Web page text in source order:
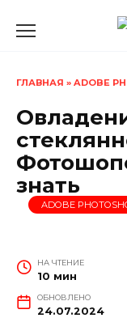
ГЛАВНАЯ » ADOBE
знать
ADOBE
НА ЧТЕНИЕ
10 мин
ОБНОВЛЕНО
24.07.2024